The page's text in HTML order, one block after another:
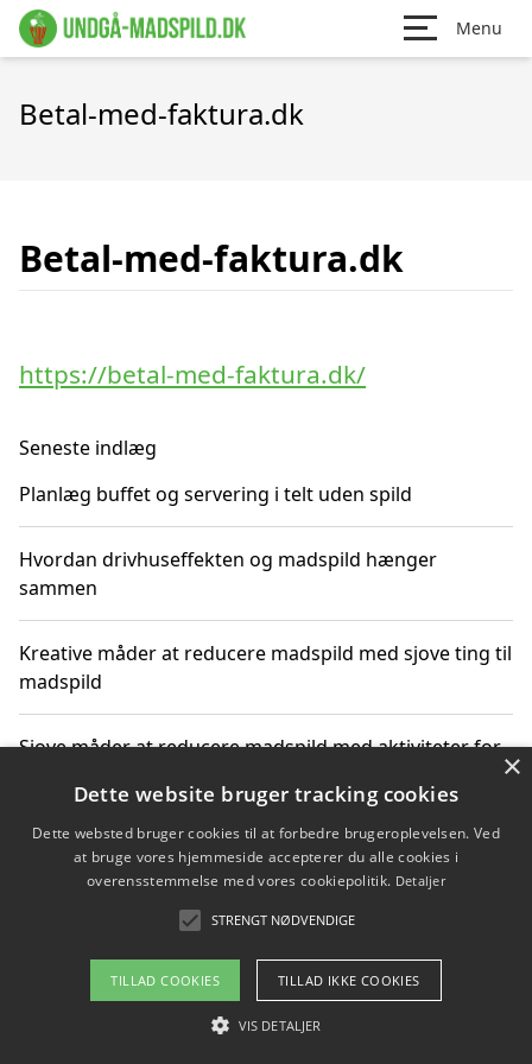
Menu
Betal-med-faktura.dk
Betal-med-faktura.dk
https://betal-med-faktura.dk/
Seneste indlæg
Planlæg buffet og servering i telt uden spild
Hvordan drivhuseffekten og madspild hænger
sammen
Kreative måder at reducere madspild med sjove ting til
madspild
Sjove måder at reducere madspild med aktiviteter for
Hvor finder jeg nemme måltidskasser i Vejle
Om / kontakt
Blog Betingelser
×
Dette website bruger tracking cookies
Dette websted bruger cookies til at forbedre brugeroplevelsen. Ved
at bruge vores hjemmeside accepterer du alle cookies i
overensstemmelse med vores cookiepolitik. Detaljer
STRENGT NØDVENDIGE
TILLAD COOKIES TILLAD IKKE COOKIES
VIS DETALJER